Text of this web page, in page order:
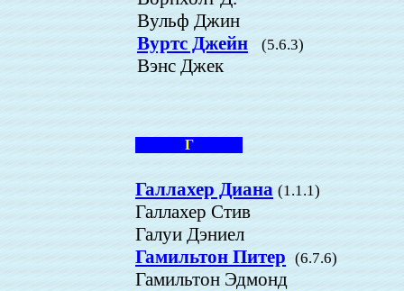
Вульф Джин
Вуртс Джейн
(5.6.3)
Вэнс Джек
Г
Галлахер Диана (1.1.1)
Галлахер Стив
Галуи Дэниел
Гамильтон Питер (6.7.6)
Гамильтон Эдмонд